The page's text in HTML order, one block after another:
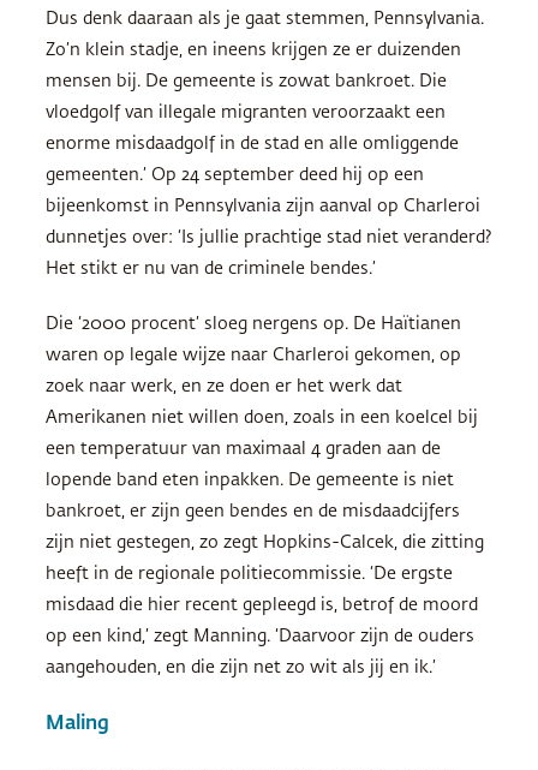
Dus denk daaraan als je gaat stemmen, Pennsylvania.
Zo’n klein stadje, en ineens krijgen ze er duizenden
mensen bij. De gemeente is zowat bankroet. Die
vloedgolf van illegale migranten veroorzaakt een
enorme misdaadgolf in de stad en alle omliggende
gemeenten.’ Op 24 september deed hij op een
bijeenkomst in Pennsylvania zijn aanval op Charleroi
dunnetjes over: ‘Is jullie prachtige stad niet veranderd?
Het stikt er nu van de criminele bendes.’
Die ‘2000 procent’ sloeg nergens op. De Haïtianen
waren op legale wijze naar Charleroi gekomen, op
zoek naar werk, en ze doen er het werk dat
Amerikanen niet willen doen, zoals in een koelcel bij
een temperatuur van maximaal 4 graden aan de
lopende band eten inpakken. De gemeente is niet
bankroet, er zijn geen bendes en de misdaadcijfers
zijn niet gestegen, zo zegt Hopkins-Calcek, die zitting
heeft in de regionale politiecommissie. ‘De ergste
misdaad die hier recent gepleegd is, betrof de moord
op een kind,’ zegt Manning. ‘Daarvoor zijn de ouders
aangehouden, en die zijn net zo wit als jij en ik.’
Maling